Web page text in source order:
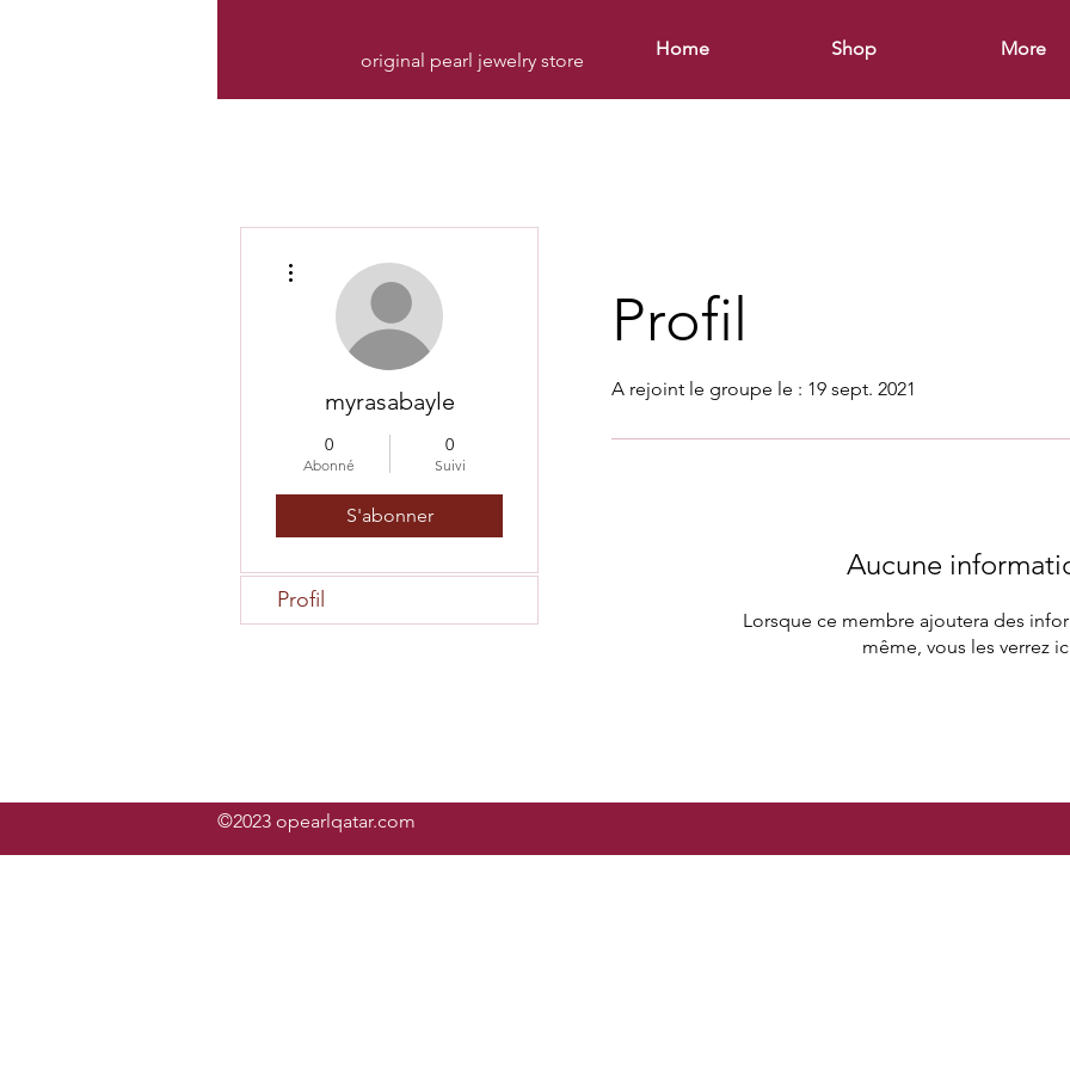
original pearl jewelry store
Home Shop More
Profil
A rejoint le groupe le : 19 sept. 2021
Aucune
Lorsque ce membre ajoutera des
même, vous les verrez
myrasabayle
0
Abonné
0
Suivi
S'abonner
Profil
©2023 opearlqatar.com